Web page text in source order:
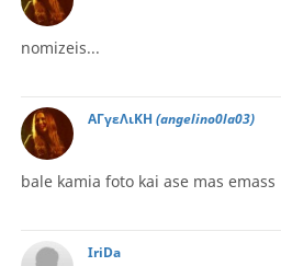
nomizeis...
ΑΓγεΛιΚΗ (angelino0la03)
bale kamia foto kai ase mas emass
IriDa